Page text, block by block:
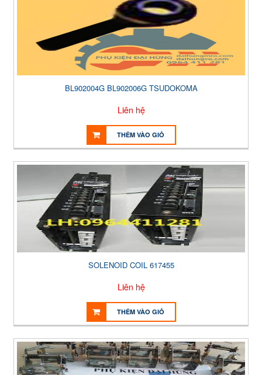
BL902004G BL902006G TSUDOKOMA
Liên hệ
THÊM VÀO GIỎ
SOLENOID COIL 617455
Liên hệ
THÊM VÀO GIỎ